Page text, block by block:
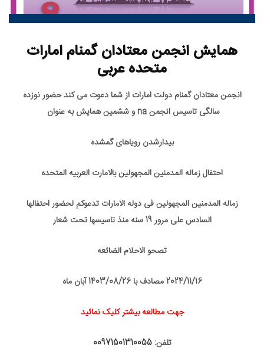
همایش انجمن معتادان گمنام امارات
متحده عربی
انجمن معتادان گمنام دولت امارات از شما دعوت می کند حضور نوزده
سالگی تاسیس انجمن na و ششمين همايش به عنوان
بیدارشدن رویاهای گمشده
احتفالزماله المدمنین المجهولین بالامارت العربیه المتحده
زماله المدمنین المجهولین فی دوله الامارات تدعوکم لحضور احتفالها
السادس علی مرور 19 سنه منذ تاسیسها تحت شعار
تصحو الاحلام الضائعه
2024/11/16 مصادف با 1403/08/26 آبان ماه
جهت مطالعه بیشتر کلیک نمائید
تلفن:00971501310055